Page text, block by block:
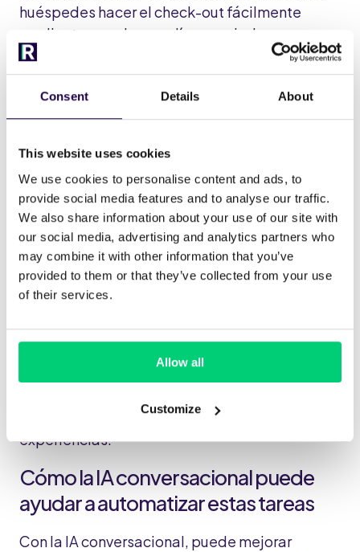
Consent Details About
This website uses cookies
We use cookies to personalise content and ads, to
provide social media features and to analyse our traffic.
We also share information about your use of our site with
our social media, advertising and analytics partners who
may combine it with other information that you’ve
provided to them or that they’ve collected from your use
of their services.
Allow all
Customize
huéspedes hacer el check-out fácilmente
mediante un enlace en línea enviado por
Whatsapp.
4. Notificación posterior a la salida y
encuesta
Hoy en día, en el sector de la hostelería, es más
que esencial recabar opiniones y aprovechar la
mejora continua del viaje de los huéspedes.
Una vez que el cliente ha abandonado el
establecimiento, el hotel puede enviar una
notificación posterior a la salida que contenga
un formulario de comentarios junto con una
demostrar que el hotel valora sus opiniones y
experiencias.
Cómo la IA conversacional puede
ayudar a automatizar estas tareas
Con la IA conversacional, puede mejorar